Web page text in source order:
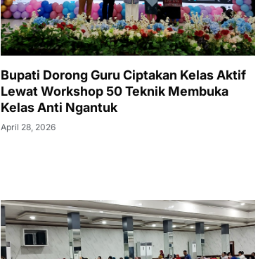
Bupati Dorong Guru Ciptakan Kelas Aktif
Lewat Workshop 50 Teknik Membuka
Kelas Anti Ngantuk
April 28, 2026